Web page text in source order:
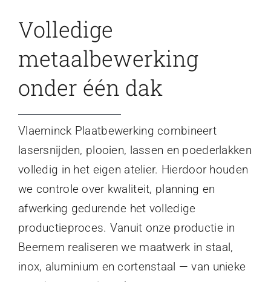
Volledige
metaalbewerking
onder één dak
Vlaeminck Plaatbewerking combineert
lasersnijden, plooien, lassen en poederlakken
volledig in het eigen atelier. Hierdoor houden
we controle over kwaliteit, planning en
afwerking gedurende het volledige
productieproces. Vanuit onze productie in
Beernem realiseren we maatwerk in staal,
inox, aluminium en cortenstaal — van unieke